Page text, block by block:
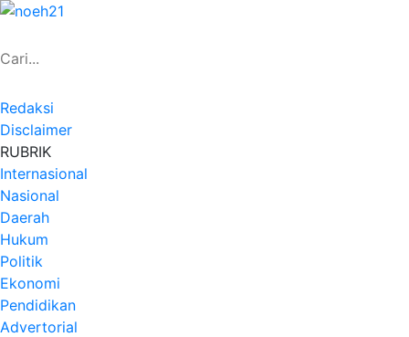
Redaksi
Disclaimer
RUBRIK
Internasional
Nasional
Daerah
Hukum
Politik
Ekonomi
Pendidikan
Advertorial